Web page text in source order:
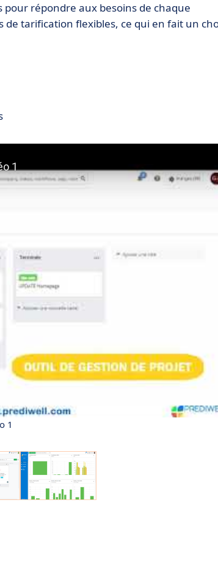
répondre aux besoins de chaque
de tarification flexibles, ce qui en fait un
1